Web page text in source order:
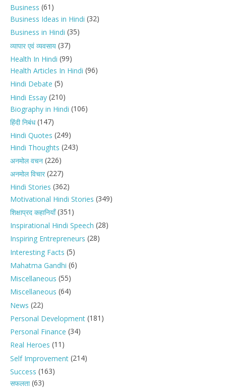
Business (61)
Business Ideas in Hindi (32)
Business in Hindi (35)
व्यापार एवं व्यवसाय (37)
Health In Hindi (99)
Health Articles In Hindi (96)
Hindi Debate (5)
Hindi Essay (210)
Biography in Hindi (106)
हिंदी निबंध(147)
Hindi Quotes (249)
Hindi Thoughts (243)
अनमोल वचन (226)
अनमोल विचार(227)
Hindi Stories (362)
Motivational Hindi Stories (349)
शिक्षाप्रद कहानियाँ(351)
Inspirational Hindi Speech (28)
Inspiring Entrepreneurs (28)
Interesting Facts (5)
Mahatma Gandhi (6)
Miscellaneous (55)
Miscellaneous (64)
News (22)
Personal Development (181)
Personal Finance (34)
Real Heroes (11)
Self Improvement (214)
Success (163)
सफलता(63)